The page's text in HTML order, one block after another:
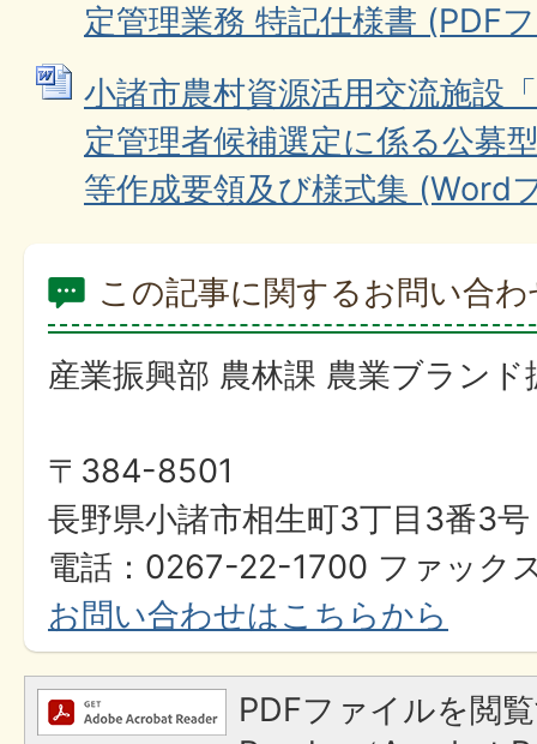
定管理業務 特記仕様書 (PDF
小諸市農村資源活用交流施設
定管理者候補選定に係る公募
等作成要領及び様式集 (Word
この記事に関するお問い合
産業振興部 農林課 農業ブランド
〒384-8501
長野県小諸市相生町3丁目3番3号
電話：0267-22-1700 ファック
お問い合わせはこちらから
PDFファイルを閲